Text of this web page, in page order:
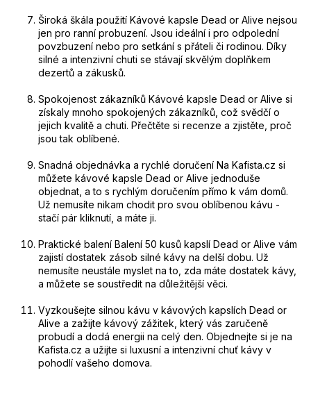
Široká škála použití Kávové kapsle Dead or Alive nejsou
jen pro ranní probuzení. Jsou ideální i pro odpolední
povzbuzení nebo pro setkání s přáteli či rodinou. Díky
silné a intenzivní chuti se stávají skvělým doplňkem
dezertů a zákusků.
Spokojenost zákazníků Kávové kapsle Dead or Alive si
získaly mnoho spokojených zákazníků, což svědčí o
jejich kvalitě a chuti. Přečtěte si recenze a zjistěte, proč
jsou tak oblíbené.
Snadná objednávka a rychlé doručení Na Kafista.cz si
můžete kávové kapsle Dead or Alive jednoduše
objednat, a to s rychlým doručením přímo k vám domů.
Už nemusíte nikam chodit pro svou oblíbenou kávu -
stačí pár kliknutí, a máte ji.
Praktické balení Balení 50 kusů kapslí Dead or Alive vám
zajistí dostatek zásob silné kávy na delší dobu. Už
nemusíte neustále myslet na to, zda máte dostatek kávy,
a můžete se soustředit na důležitější věci.
Vyzkoušejte silnou kávu v kávových kapslích Dead or
Alive a zažijte kávový zážitek, který vás zaručeně
probudí a dodá energii na celý den. Objednejte si je na
Kafista.cz a užijte si luxusní a intenzivní chuť kávy v
pohodlí vašeho domova.